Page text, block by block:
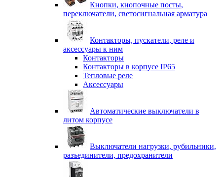
Кнопки, кнопочные посты,
переключатели, светосигнальная арматура
Контакторы, пускатели, реле и
аксессуары к ним
Контакторы
Контакторы в корпусе IP65
Тепловые реле
Аксессуары
Автоматические выключатели в
литом корпусе
Выключатели нагрузки, рубильники,
разъединители, предохранители